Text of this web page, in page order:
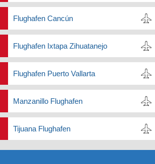
Flughafen Cancún
Flughafen Ixtapa Zihuatanejo
Flughafen Puerto Vallarta
Manzanillo Flughafen
Tijuana Flughafen